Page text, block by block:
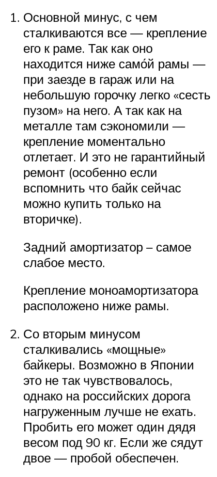
Основной минус, с чем
сталкиваются все — крепление
его к раме. Так как оно
находится ниже само́й рамы —
при заезде в гараж или на
небольшую горочку легко «сесть
пузом» на него. А так как на
металле там сэкономили —
крепление моментально
отлетает. И это не гарантийный
ремонт (особенно если
вспомнить что байк сейчас
можно купить только на
вторичке).
Задний амортизатор – самое
слабое место.
Крепление моноамортизатора
расположено ниже рамы.
Со вторым минусом
сталкивались «мощные»
байкеры. Возможно в Японии
это не так чувствовалось,
однако на российских дорога
нагруженным лучше не ехать.
Пробить его может один дядя
весом под 90 кг. Если же сядут
двое — пробой обеспечен.